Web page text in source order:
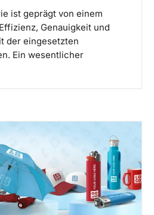
ist geprägt von einem
Genauigkeit und
der eingesetzten
Ein wesentlicher